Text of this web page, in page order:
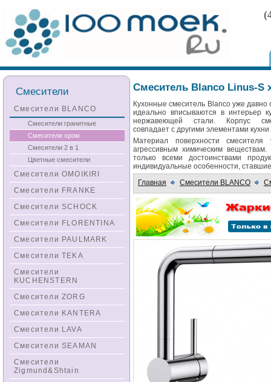
Смеситель Blanco Linus-S
Кухонные смеситель Blanco уже давно
идеально вписываются в интерьер
нержавеющей стали. Корпус
совпадает с другими элементами
Материал поверхности
агрессивным химическим
только всеми достоинствами
индивидуальные особенности,
Главная
Смесители BLANCO
Смесители
Смесители BLANCO
Смесители гранитные
Смесители хром
Смесители 2 в 1
Цветные смесители
Смесители OMOIKIRI
Смесители FRANKE
Смесители SCHOCK
Смесители FLORENTINA
Смесители PAULMARK
Смесители TEKA
Смесители
KUCHENSTERN
Смесители ZORG
Смесители KANTERA
Смесители LAVA
Смесители SEAMAN
Смесители
Zigmund&Shtain